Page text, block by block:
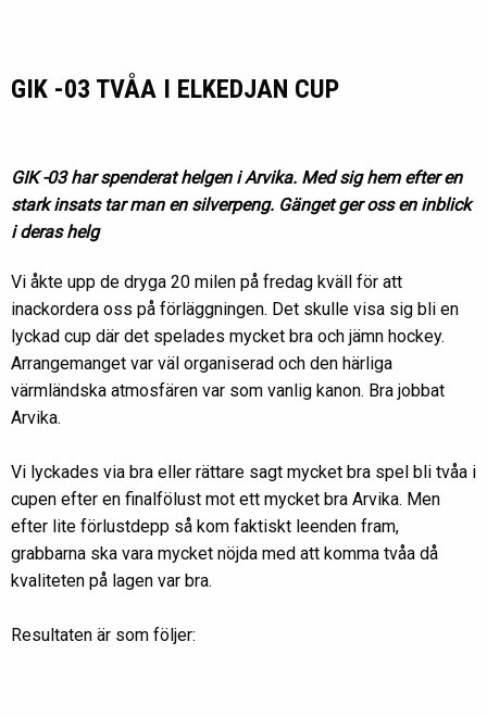
GIK -03 TVÅA I ELKEDJAN CUP
GIK -03 har spenderat helgen i Arvika. Med sig hem efter en
stark insats tar man en silverpeng. Gänget ger oss en inblick
i deras helg
Vi åkte upp de dryga 20 milen på fredag kväll för att
inackordera oss på förläggningen. Det skulle visa sig bli en
lyckad cup där det spelades mycket bra och jämn hockey.
Arrangemanget var väl organiserad och den härliga
värmländska atmosfären var som vanlig kanon. Bra jobbat
Arvika.
Vi lyckades via bra eller rättare sagt mycket bra spel bli tvåa i
cupen efter en finalfölust mot ett mycket bra Arvika. Men
efter lite förlustdepp så kom faktiskt leenden fram,
grabbarna ska vara mycket nöjda med att komma tvåa då
kvaliteten på lagen var bra.
Resultaten är som följer: